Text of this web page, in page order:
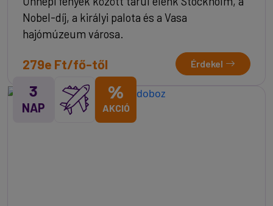
Nobel-díj, a királyi palota és a Vasa
hajómúzeum városa.
279e Ft/fő-től Érdekel
3
NAP
%
AKCIÓ